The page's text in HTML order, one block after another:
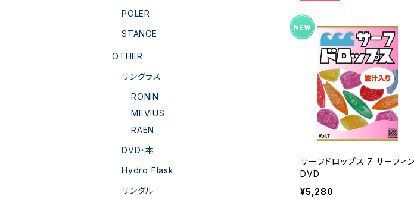
サーフドロップス 7 サーフィン
DVD
¥5,280
POLER
STANCE
OTHER
サングラス
RONIN
MEVIUS
RAEN
DVD・本
Hydro Flask
サンダル